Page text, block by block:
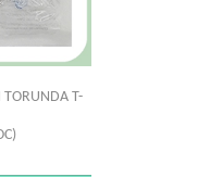
TORUNDA T-